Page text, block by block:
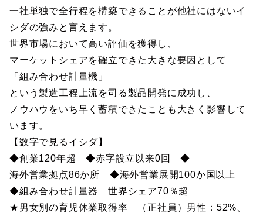
一社単独で全行程を構築できることが他社にはないイ
シダの強みと言えます。
世界市場において高い評価を獲得し、
マーケットシェアを確立できた大きな要因として
「組み合わせ計量機」
という製造工程上流を司る製品開発に成功し、
ノウハウをいち早く蓄積できたことも大きく影響して
います。
【数字で見るイシダ】
◆創業120年超 ◆赤字設立以来0回 ◆
海外営業拠点86か所 ◆海外営業展開100か国以上
◆組み合わせ計量器 世界シェア70％超
★男女別の育児休業取得率 （正社員）男性：52%、